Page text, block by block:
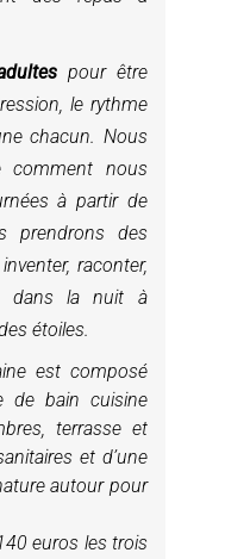
pour être
le rythme
chacun. Nous
comment nous
à partir de
prendrons des
raconter,
dans la nuit à
étoiles.
est composé
de bain cuisine
terrasse et
et d’une
autour pour
euros les trois